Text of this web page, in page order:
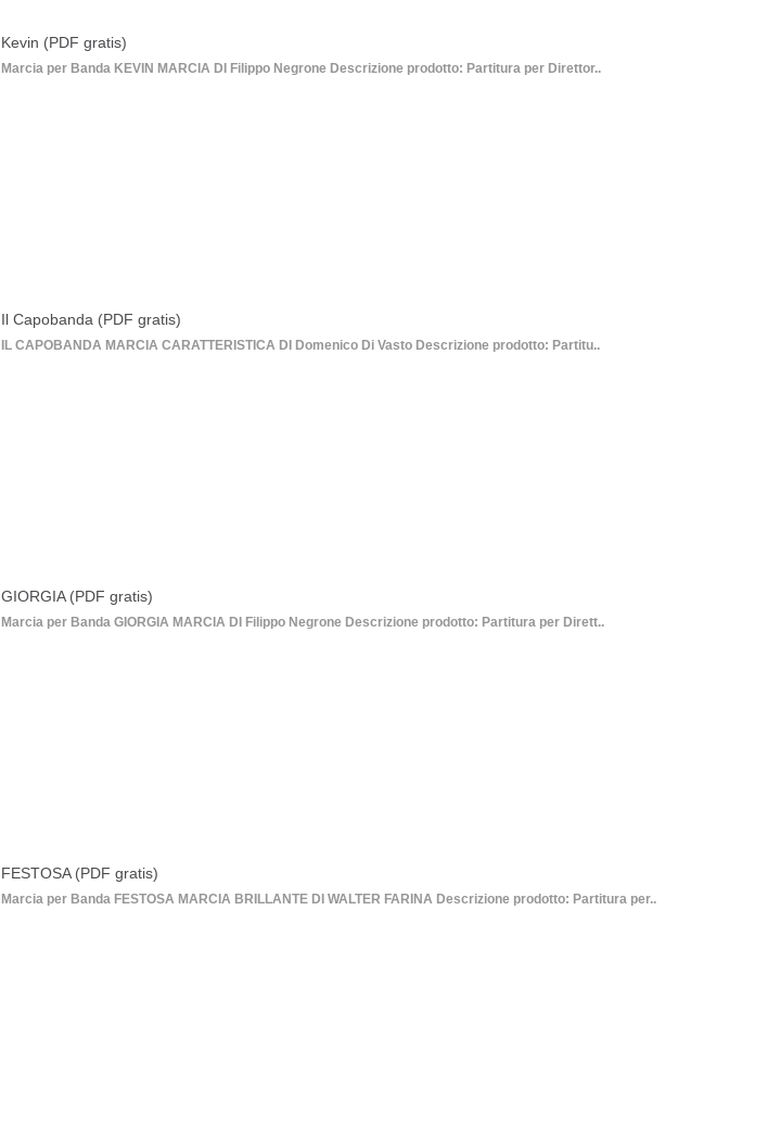
Kevin (PDF gratis)
Marcia per Banda KEVIN MARCIA DI Filippo Negrone Descrizione prodotto: Partitura per Direttor..
Il Capobanda (PDF gratis)
IL CAPOBANDA MARCIA CARATTERISTICA DI Domenico Di Vasto Descrizione prodotto: Partitu..
GIORGIA (PDF gratis)
Marcia per Banda GIORGIA MARCIA DI Filippo Negrone Descrizione prodotto: Partitura per Dirett..
FESTOSA (PDF gratis)
Marcia per Banda FESTOSA MARCIA BRILLANTE DI WALTER FARINA Descrizione prodotto: Partitura per..